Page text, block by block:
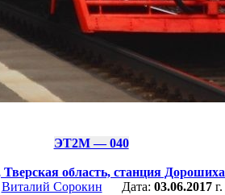
ЭТ2М — 040
Тверская область, станция Дорошиха
Виталий Сорокин Дата: 03.06.2017г.